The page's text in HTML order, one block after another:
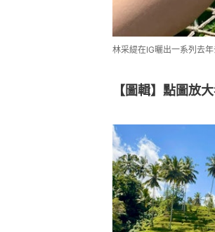
林采緹在IG曬出一系列去
【圖輯】點圖放